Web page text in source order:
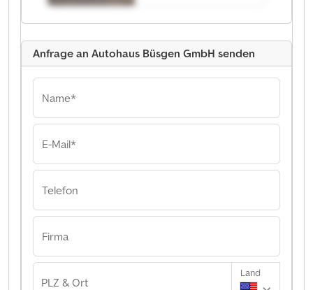
Anfrage an Autohaus Büsgen GmbH senden
Name*
E-Mail*
Telefon
Firma
PLZ & Ort
Land